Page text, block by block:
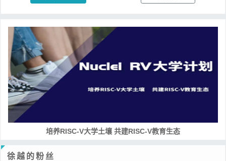
培养RISC-V大学土壤 共建RISC-V教育生态
徐越的粉丝